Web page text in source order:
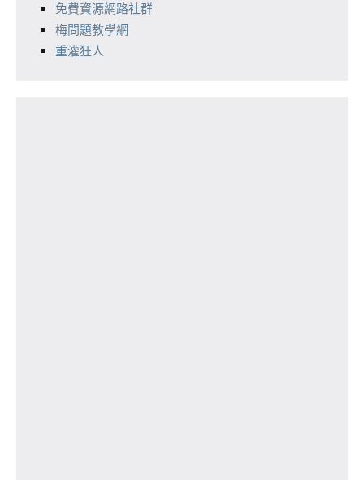
免費資源網路社群
梅問題教學網
重灌狂人